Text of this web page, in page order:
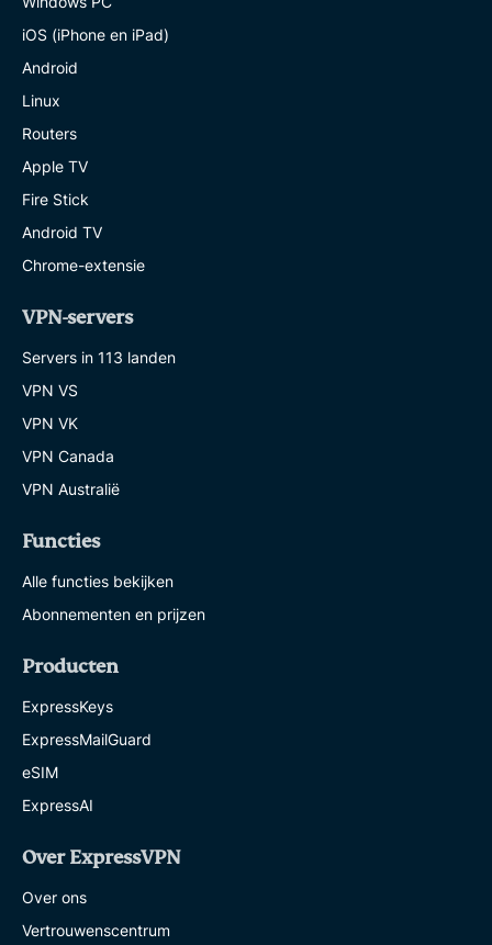
iOS (iPhone en iPad)
Android
Linux
Routers
Apple TV
Fire Stick
Android TV
Chrome-extensie
VPN-servers
Servers in 113 landen
VPN VS
VPN VK
VPN Canada
VPN Australië
Functies
Alle functies bekijken
Abonnementen en prijzen
Producten
ExpressKeys
ExpressMailGuard
eSIM
ExpressAI
Over ExpressVPN
Over ons
Vertrouwenscentrum